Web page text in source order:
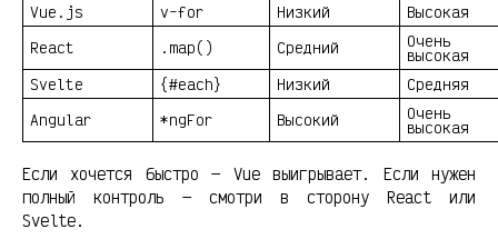
Vue.js v-for Низкий
Высокая
React
.map() Средний Очень
высокая
Svelte
{#each} Низкий
Средняя
Angular
*ngFor Высокий Очень
высокая
Если хочется быстро — Vue выигрывает. Если нужен
полный контроль — смотри в сторону React или
Svelte.